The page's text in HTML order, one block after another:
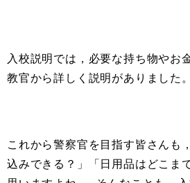
入校説明では，必要な持ち物やお
教官から詳しく説明がありました。
これから警察官を目指す皆さんも
込みできる？」「日用品はどこま